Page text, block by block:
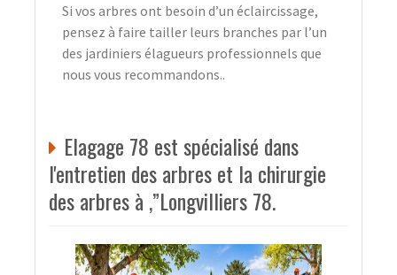
Si vos arbres ont besoin d’un éclaircissage,
pensez à faire tailler leurs branches par l’un
des jardiniers élagueurs professionnels que
nous vous recommandons..
Elagage 78 est spécialisé dans
l'entretien des arbres et la chirurgie
des arbres à ,”Longvilliers 78.